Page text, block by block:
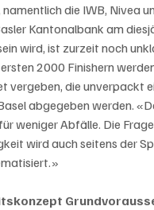
die IWB, Nivea
Kantonalbank am
wird, ist zurzeit noch
ersten 2000 Finishern
vergeben, die unverpackt
abgegeben werden.
weniger Abfälle. Die
wird auch seitens der